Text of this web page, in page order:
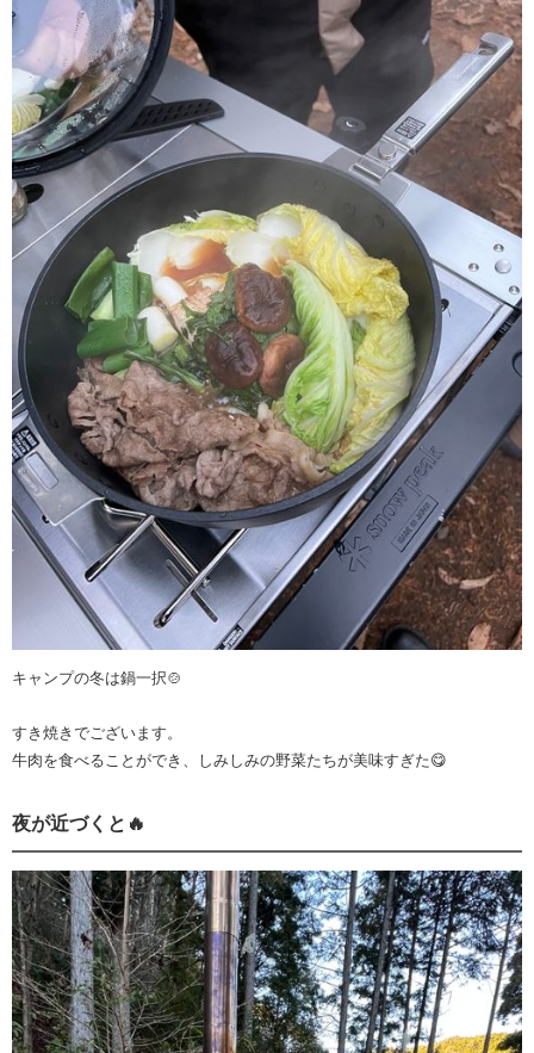
キャンプの冬は鍋一択🍲
すき焼きでございます。
牛肉を食べることができ、しみしみの野菜たちが美味すぎた😋
夜が近づくと🔥